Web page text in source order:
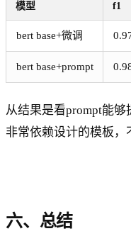
模型 f1
bert base+微调
bert base+prompt
从结果是看prompt能
非常依赖设计的模板，
六、总结